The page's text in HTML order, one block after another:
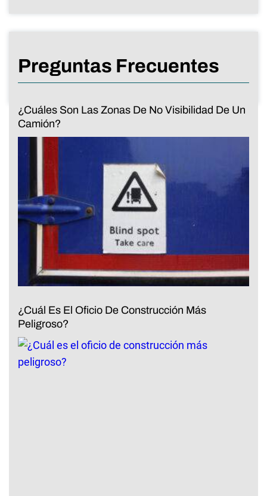
Preguntas Frecuentes
¿Cuáles Son Las Zonas De No Visibilidad De Un
Camión?
¿Cuál Es El Oficio De Construcción Más
Peligroso?